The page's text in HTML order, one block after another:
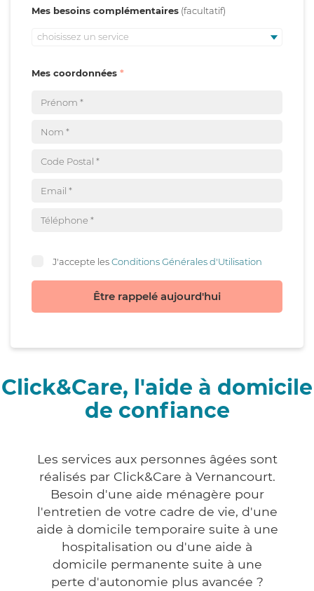
Mes besoins complémentaires
choisissez un service
Mes coordonnées
J'accepte lesConditions Générales d'Utilisation
Être rappelé aujourd'hui
Click&Care, l'aide à domicile
de confiance
Les services aux personnes âgées sont
réalisés par Click&Care à Vernancourt.
Besoin d'une aide ménagère pour
l'entretien de votre cadre de vie, d'une
aide à domicile temporaire suite à une
hospitalisation ou d'une aide à
domicile permanente suite à une
perte d'autonomie plus avancée ?